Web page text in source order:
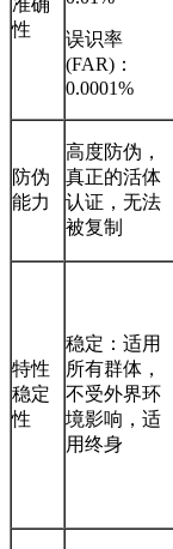
准确
性
误识率
(FAR)：
0.0001%
防伪
能力
高度防伪，
真正的活体
认证，无法
被复制
特性
稳定
性
稳定：适用
所有群体，
不受外界环
境影响，适
用终身